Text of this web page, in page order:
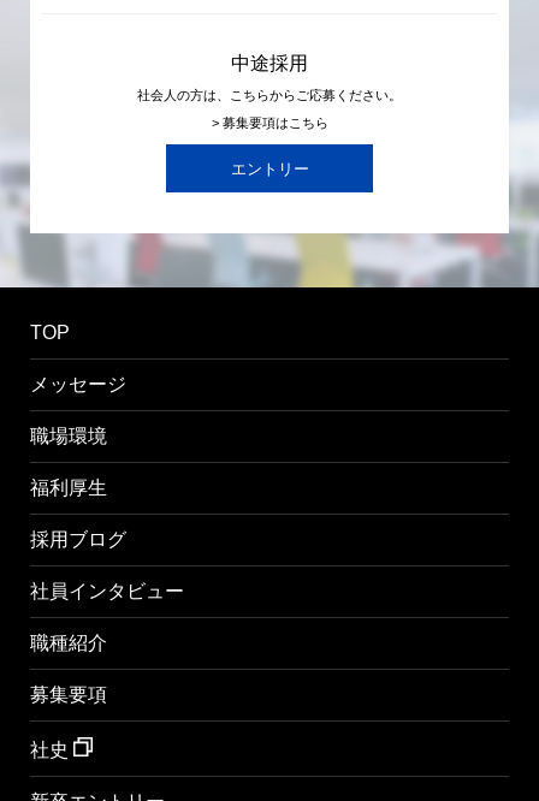
中途採用
社会人の方は、こちらからご応募ください。
> 募集要項はこちら
エントリー
TOP
メッセージ
職場環境
福利厚生
採用ブログ
社員インタビュー
職種紹介
募集要項
社史